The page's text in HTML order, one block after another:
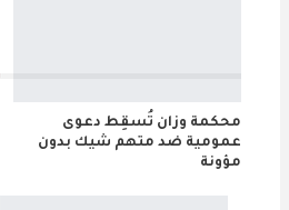
محكمة وزان تُسقِط دعوى
عمومية ضد متهم شيك بدون
مؤونة